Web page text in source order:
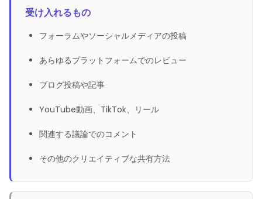
受け入れるもの
フォーラムやソーシャルメディアの投稿
あらゆるプラットフォームでのレビュー
ブログ投稿や記事
YouTube動画、TikTok、リール
関連する議論でのコメント
その他のクリエイティブな共有方法